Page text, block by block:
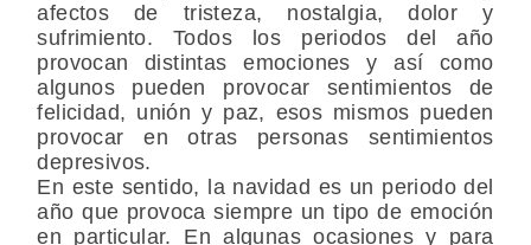
afectos de tristeza, nostalgia, dolor y
sufrimiento. Todos los periodos del año
provocan distintas emociones y así como
algunos pueden provocar sentimientos de
felicidad, unión y paz, esos mismos pueden
provocar en otras personas sentimientos
depresivos.
En este sentido, la navidad es un periodo del
año que provoca siempre un tipo de emoción
en particular. En algunas ocasiones y para